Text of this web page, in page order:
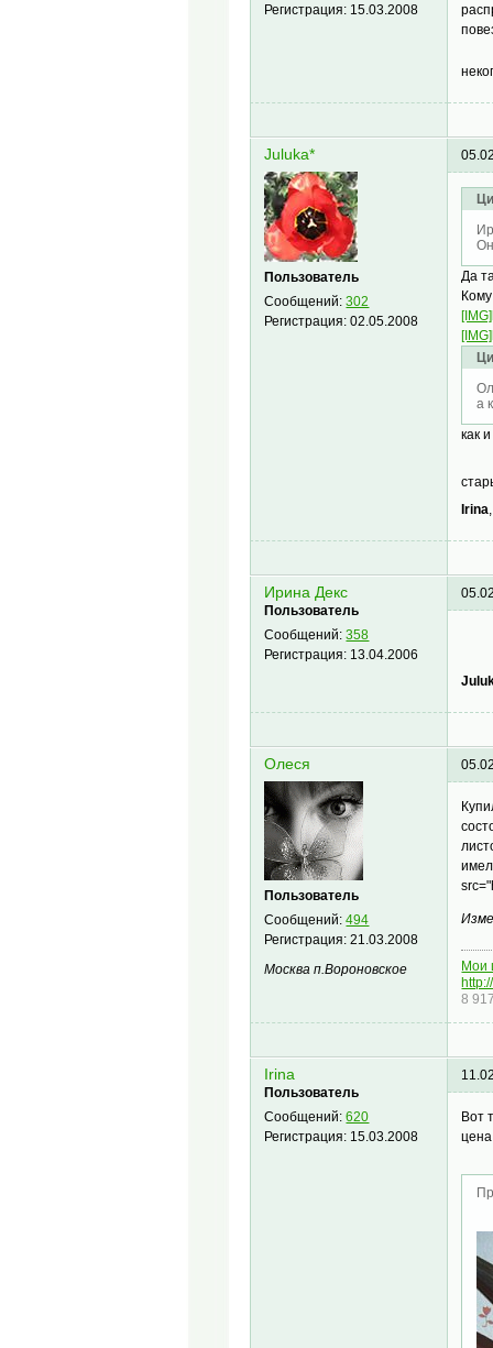
Регистрация: 15.03.2008
Juluka*
Пользователь
Сообщений:302
Регистрация:02.05.2008
Да
а
как
Irina
Ирина Декс
Пользователь
Сообщений:358
Регистрация: 13.04.2006
Oлеся
Пользователь
Сообщений:494
Регистрация:21.03.2008
Москва п.Вороновское
Мои
8
Irina
Пользователь
Сообщений:620
Регистрация: 15.03.2008
Вот